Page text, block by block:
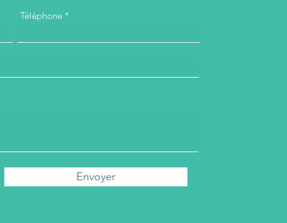
Téléphone
Envoyer